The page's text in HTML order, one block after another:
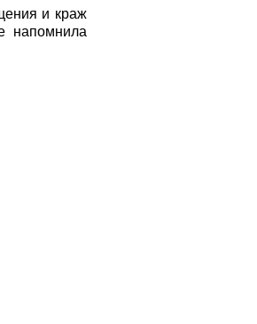
и краж
напомнила